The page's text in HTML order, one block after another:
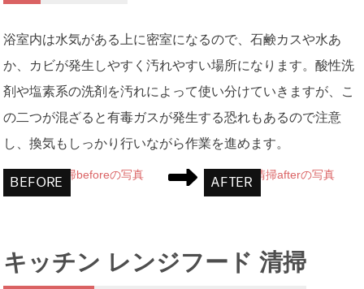
浴室内は水気がある上に密室になるので、石鹸カスや水あ
か、カビが発生しやすく汚れやすい場所になります。酸性洗
剤や塩素系の洗剤を汚れによって使い分けていきますが、こ
の二つが混ざると有毒ガスが発生する恐れもあるので注意
し、換気もしっかり行いながら作業を進めます。
キッチン レンジフード 清掃